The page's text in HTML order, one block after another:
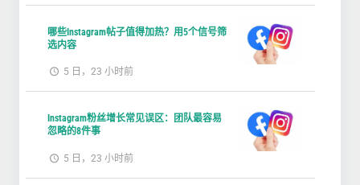
哪些Instagram帖子值得加热？用5个信号筛
选内容
5 日，23 小时前
Instagram粉丝增长常见误区：团队最容易
忽略的8件事
5 日，23 小时前